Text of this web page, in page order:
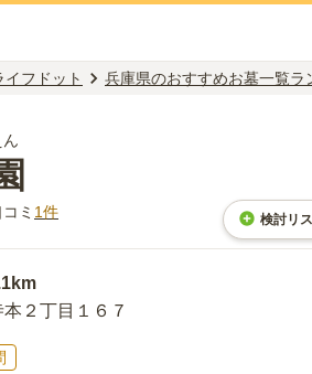
イフドット 兵庫県のおすすめお墓一覧ラ
ミ 1件 検討リ
２丁目１６７